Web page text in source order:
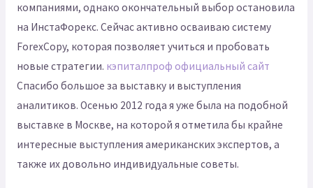
компаниями, однако окончательный выбор остановила
на ИнстаФорекс. Сейчас активно осваиваю систему
ForexCopy, которая позволяет учиться и пробовать
новые стратегии. кэпиталпроф официальный сайт
Спасибо большое за выставку и выступления
аналитиков. Осенью 2012 года я уже была на подобной
выставке в Москве, на которой я отметила бы крайне
интересные выступления американских экспертов, а
также их довольно индивидуальные советы.